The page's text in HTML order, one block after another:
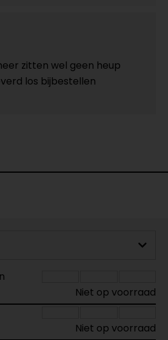
zitten wel geen heup
los bijbestellen
Niet op voorraad
Niet op voorraad